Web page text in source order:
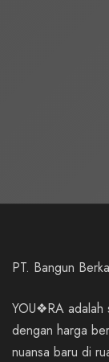
PT. Bangun
YOU❖RA adalah
dengan harga
nuansa baru di